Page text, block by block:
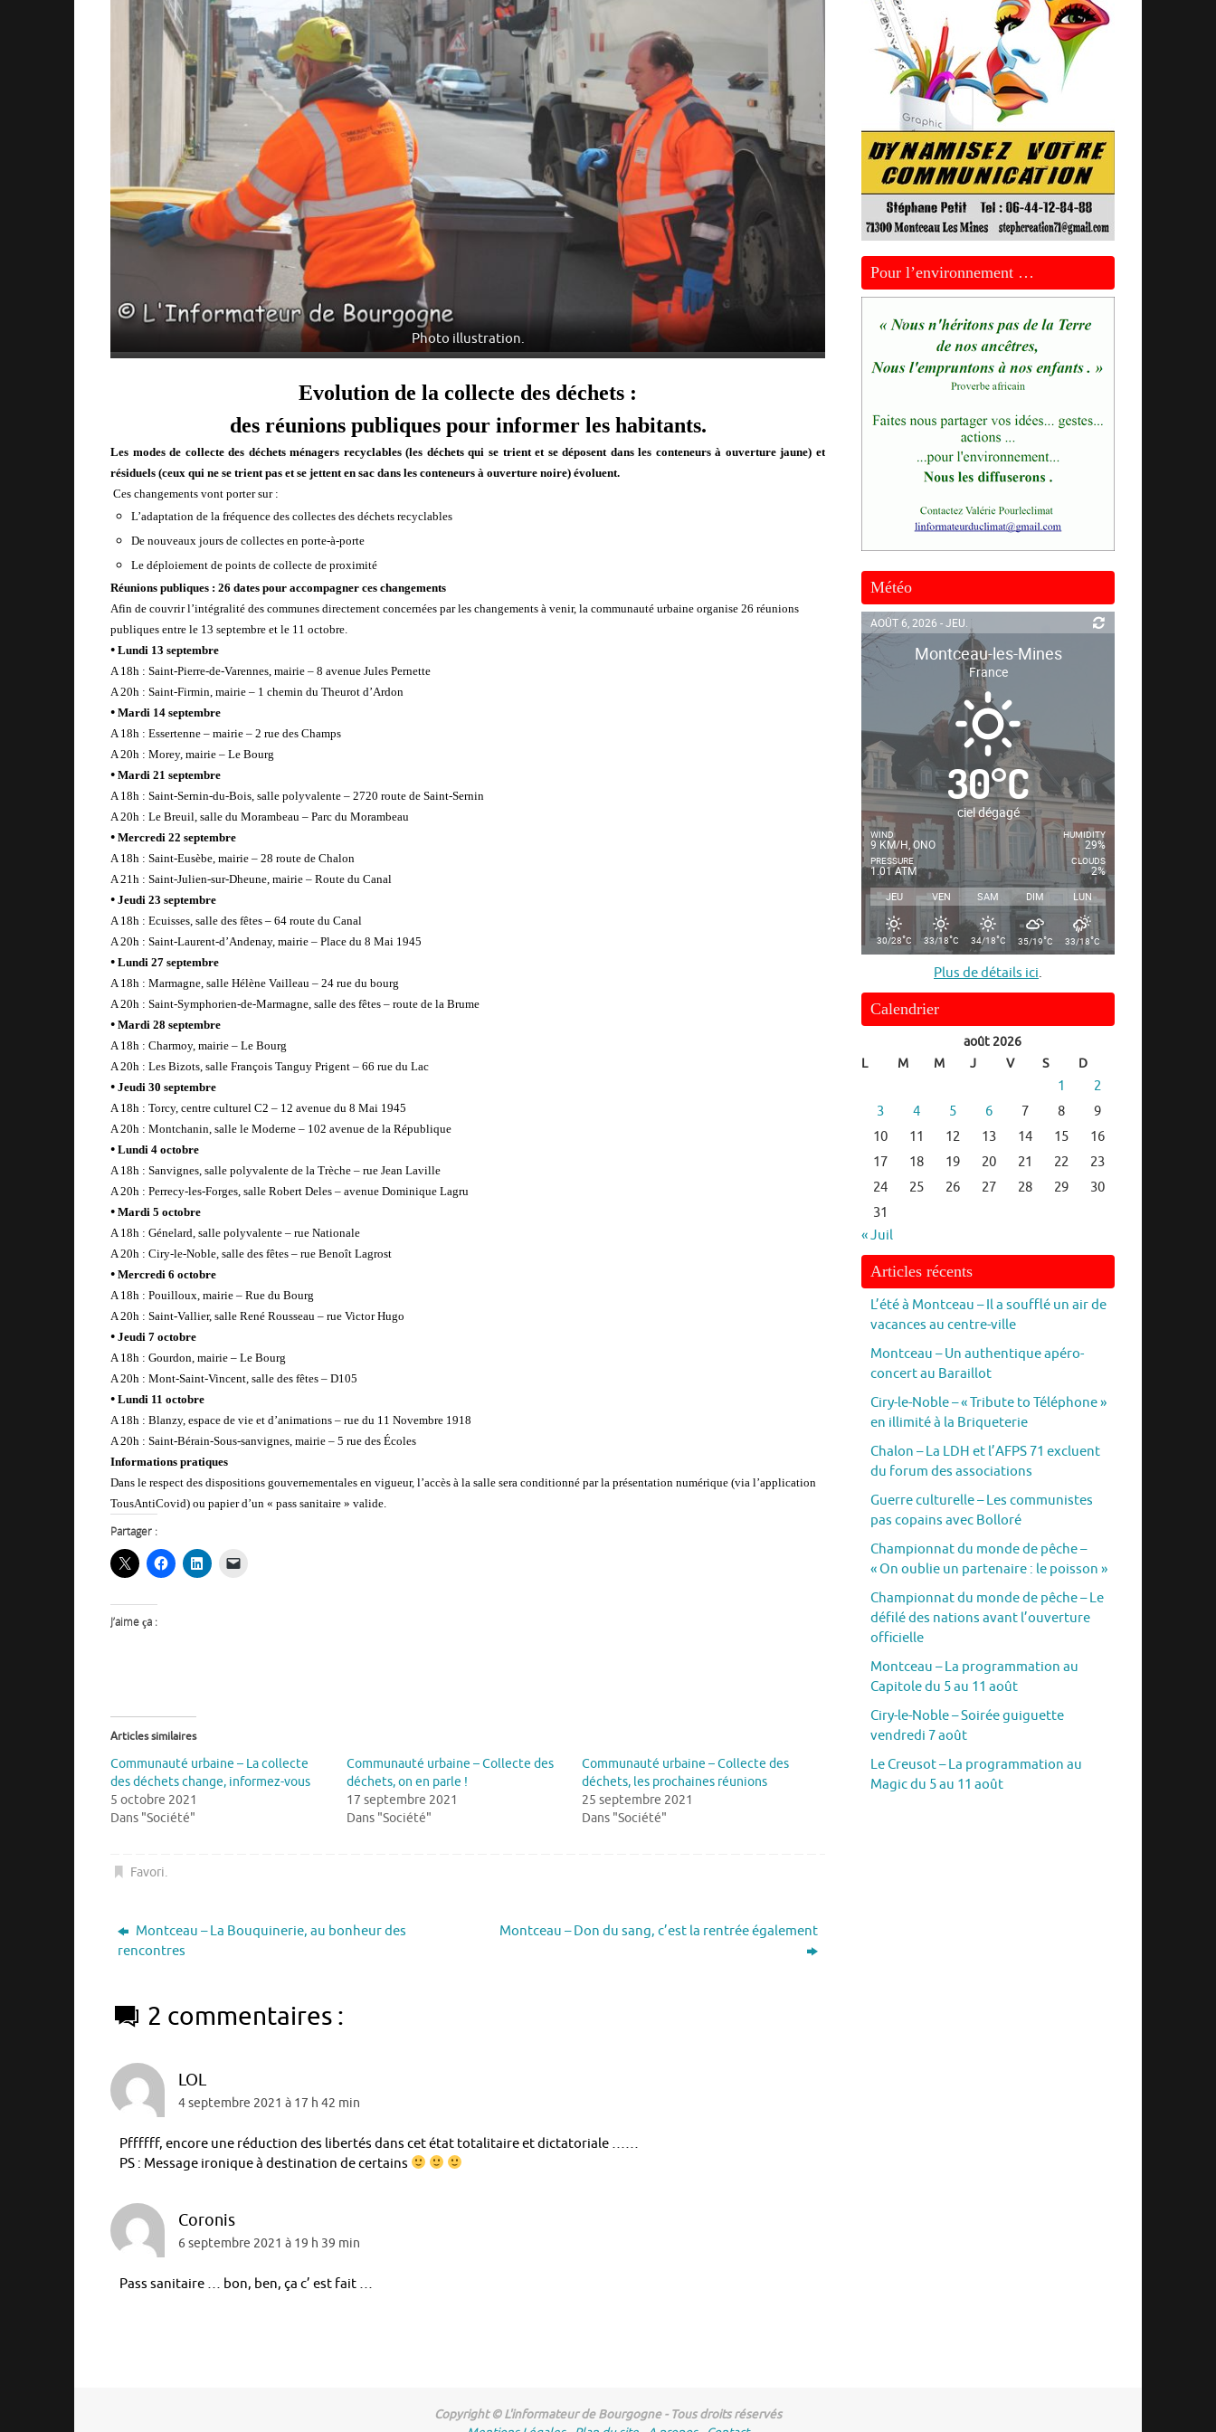
Photo illustration.
Evolution de la collecte des déchets :
des réunions publiques pour informer les habitants.
Les modes de collecte des déchets ménagers recyclables (les déchets qui se trient et se déposent dans les conteneurs à ouverture jaune) et
résiduels (ceux qui ne se trient pas et se jettent en sac dans les conteneurs à ouverture noire) évoluent.
Ces changements vont porter sur :
L’adaptation de la fréquence des collectes des déchets recyclables
De nouveaux jours de collectes en porte-à-porte
Le déploiement de points de collecte de proximité
Réunions publiques : 26 dates pour accompagner ces changements
Afin de couvrir l’intégralité des communes directement concernées par les changements à venir, la communauté urbaine organise 26 réunions
publiques entre le 13 septembre et le 11 octobre.
• Lundi 13 septembre
A 18h : Saint-Pierre-de-Varennes, mairie – 8 avenue Jules Pernette
A 20h : Saint-Firmin, mairie – 1 chemin du Theurot d’Ardon
• Mardi 14 septembre
A 18h : Essertenne – mairie – 2 rue des Champs
A 20h : Morey, mairie – Le Bourg
• Mardi 21 septembre
A 18h : Saint-Sernin-du-Bois, salle polyvalente – 2720 route de Saint-Sernin
A 20h : Le Breuil, salle du Morambeau – Parc du Morambeau
• Mercredi 22 septembre
A 18h : Saint-Eusèbe, mairie – 28 route de Chalon
A 21h : Saint-Julien-sur-Dheune, mairie – Route du Canal
• Jeudi 23 septembre
A 18h : Ecuisses, salle des fêtes – 64 route du Canal
A 20h : Saint-Laurent-d’Andenay, mairie – Place du 8 Mai 1945
• Lundi 27 septembre
A 18h : Marmagne, salle Hélène Vailleau – 24 rue du bourg
A 20h : Saint-Symphorien-de-Marmagne, salle des fêtes – route de la Brume
• Mardi 28 septembre
A 18h : Charmoy, mairie – Le Bourg
A 20h : Les Bizots, salle François Tanguy Prigent – 66 rue du Lac
• Jeudi 30 septembre
A 18h : Torcy, centre culturel C2 – 12 avenue du 8 Mai 1945
A 20h : Montchanin, salle le Moderne – 102 avenue de la République
• Lundi 4 octobre
A 18h : Sanvignes, salle polyvalente de la Trèche – rue Jean Laville
A 20h : Perrecy-les-Forges, salle Robert Deles – avenue Dominique Lagru
• Mardi 5 octobre
A 18h : Génelard, salle polyvalente – rue Nationale
A 20h : Ciry-le-Noble, salle des fêtes – rue Benoît Lagrost
• Mercredi 6 octobre
A 18h : Pouilloux, mairie – Rue du Bourg
A 20h : Saint-Vallier, salle René Rousseau – rue Victor Hugo
• Jeudi 7 octobre
A 18h : Gourdon, mairie – Le Bourg
A 20h : Mont-Saint-Vincent, salle des fêtes – D105
• Lundi 11 octobre
A 18h : Blanzy, espace de vie et d’animations – rue du 11 Novembre 1918
A 20h : Saint-Bérain-Sous-sanvignes, mairie – 5 rue des Écoles
Informations pratiques
Dans le respect des dispositions gouvernementales en vigueur, l’accès à la salle sera conditionné par la présentation numérique (via l’application
TousAntiCovid) ou papier d’un « pass sanitaire » valide.
Partager :
J’aime ça :
Articles similaires
Communauté urbaine – La collecte
des déchets change, informez-vous
5 octobre 2021
Dans "Société"
Communauté urbaine – Collecte des
déchets, on en parle !
17 septembre 2021
Dans "Société"
Communauté urbaine – Collecte des
déchets, les prochaines réunions
25 septembre 2021
Dans "Société"
Favori.
Montceau – La Bouquinerie, au bonheur des
rencontres
Montceau – Don du sang, c’est la rentrée également
2 commentaires :
LOL
4 septembre 2021 à 17 h 42 min
Pffffff, encore une réduction des libertés dans cet état totalitaire et dictatoriale ……
PS : Message ironique à destination de certains
Coronis
6 septembre 2021 à 19 h 39 min
Pass sanitaire … bon, ben, ça c’ est fait …
Pour l’environnement …
Météo
AOÛT 6, 2026 - JEU.
Montceau-les-Mines
France
30°C
ciel dégagé
WIND
9 KM/H, ONO
PRESSURE
1.01 ATM
HUMIDITY
29%
CLOUDS
2%
JEU VEN SAM DIM LUN
30/28°C 33/18°C 34/18°C 35/19°C 33/18°C
Plus de détails ici.
Calendrier
août 2026
L
M M J V S D
1
2
3
4 5 6 7 8
9
10
11 12 13 14 15
16
17
18 19 20 21 22
23
24
25 26 27 28 29
30
31
« Juil
Articles récents
L’été à Montceau – Il a soufflé un air de
vacances au centre-ville
Montceau – Un authentique apéro-
concert au Baraillot
Ciry-le-Noble – « Tribute to Téléphone »
en illimité à la Briqueterie
Chalon – La LDH et l’AFPS 71 excluent
du forum des associations
Guerre culturelle – Les communistes
pas copains avec Bolloré
Championnat du monde de pêche –
« On oublie un partenaire : le poisson »
Championnat du monde de pêche – Le
défilé des nations avant l’ouverture
officielle
Montceau – La programmation au
Capitole du 5 au 11 août
Ciry-le-Noble – Soirée guiguette
vendredi 7 août
Le Creusot – La programmation au
Magic du 5 au 11 août
Copyright © L'informateur de Bourgogne - Tous droits réservés